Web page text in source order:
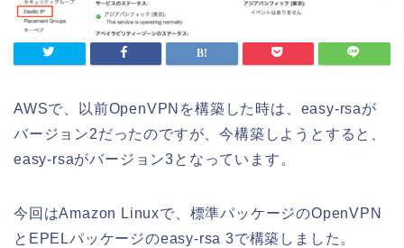
AWSで、以前OpenVPNを構築した時は、easy-rsaが
バージョン2だったのですが、今構築しようとすると、
easy-rsaがバージョン3となっています。
今回はAmazon Linuxで、標準パッケージのOpenVPN
とEPELパッケージのeasy-rsa 3で構築しました。